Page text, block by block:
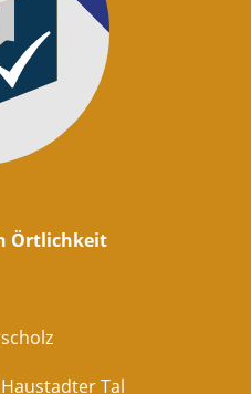
Örtlichkeit
Tal